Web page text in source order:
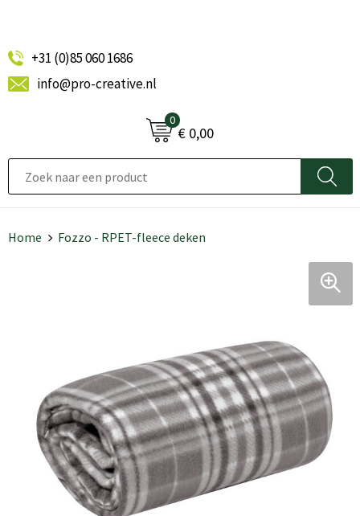
+31 (0)85 060 1686
info@pro-creative.nl
0
€ 0,00
Home Fozzo - RPET-fleece deken